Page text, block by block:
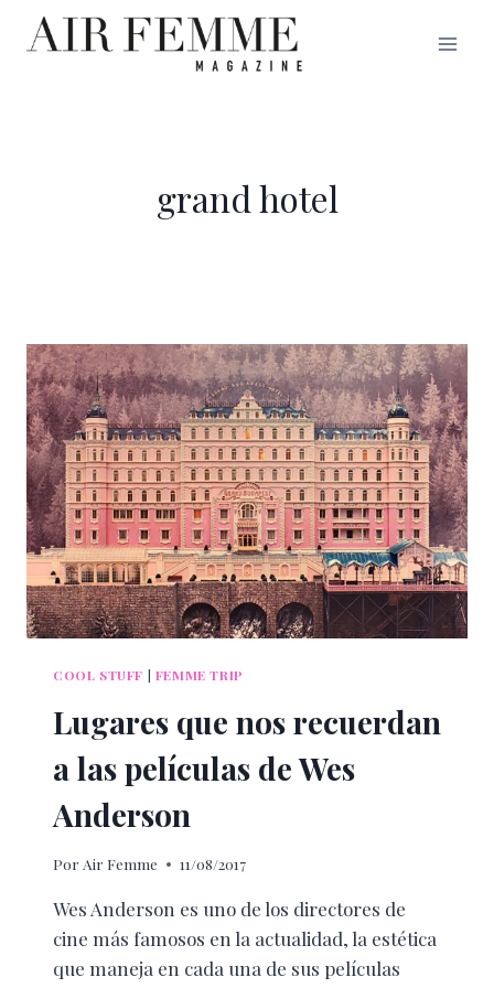
Saltar
grand hotel
COOL STUFF | FEMME TRIP
Lugares que nos recuerdan
a las películas de Wes
Anderson
Por Air Femme 11/08/2017
Wes Anderson es uno de los directores de
cine más famosos en la actualidad, la estética
que maneja en cada una de sus películas